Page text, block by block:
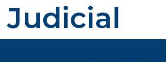
Judicial